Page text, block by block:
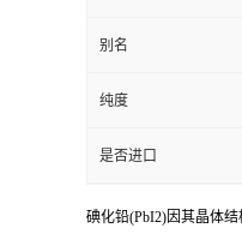
别名
纯度
是否进口
碘化铅(PbI2)因其晶体